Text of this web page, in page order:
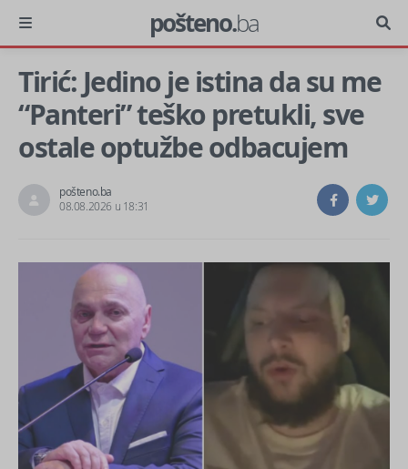
pošteno.ba
Tirić: Jedino je istina da su me
“Panteri” teško pretukli, sve
ostale optužbe odbacujem
pošteno.ba
08.08.2026 u 18:31